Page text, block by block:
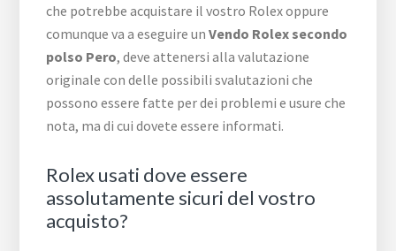
che potrebbe acquistare il vostro Rolex oppure
comunque va a eseguire unVendo Rolex secondo
polso Pero, deve attenersi alla valutazione
originale con delle possibili svalutazioni che
possono essere fatte per dei problemi e usure che
nota, ma di cui dovete essere informati.
Rolex usati dove essere
assolutamente sicuri del vostro
acquisto?